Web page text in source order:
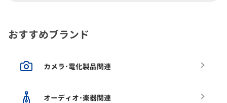
おすすめブランド
カメラ･電化製品関連
オーディオ･楽器関連